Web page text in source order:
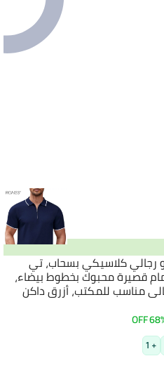
كلاسيكي بسحاب، تي
قصيرة محبوك بخطوط بيضاء،
مناسب للمكتب، أزرق داكن
68%
+ 1